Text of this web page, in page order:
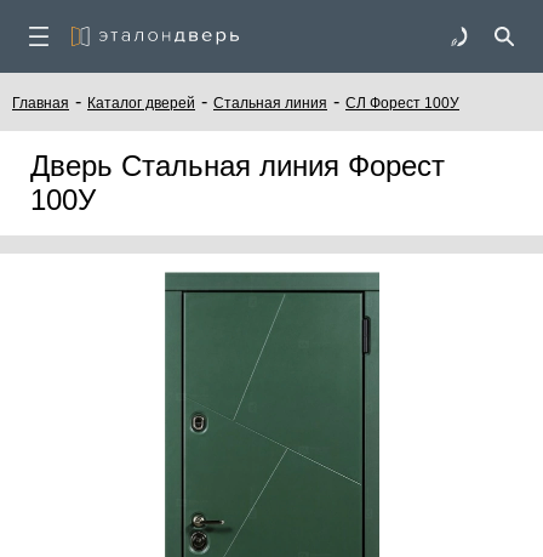
Главная - Каталог дверей - Стальная линия - СЛ Форест 100У
Дверь Стальная линия Форест
100У